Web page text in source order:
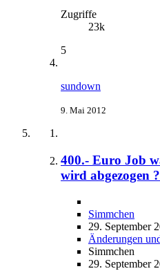
Zugriffe
23k
5
sundown
9. Mai 2012
400.- Euro Job
wird abgezogen
Simmchen
29. September
Änderungen
Simmchen
29. September